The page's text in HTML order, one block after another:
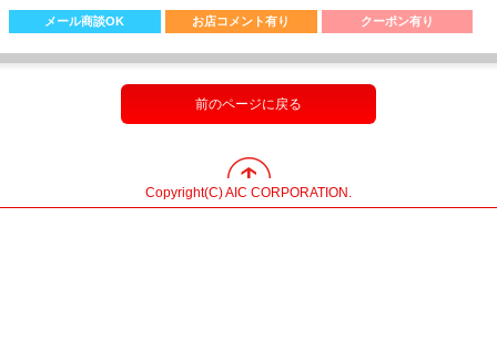
メール商談OK お店コメント有り クーポン有り
前のページに戻る
Copyright(C) AIC CORPORATION.